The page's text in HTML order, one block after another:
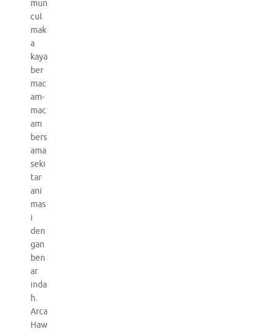
mun
cul
mak
a
kaya
ber
mac
am-
mac
am
bers
ama
seki
tar
ani
mas
i
den
gan
ben
ar
inda
h.
Arca
Haw